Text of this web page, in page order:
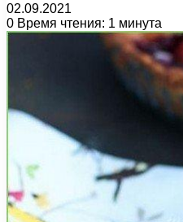
02.09.2021
0 Время чтения: 1 минута